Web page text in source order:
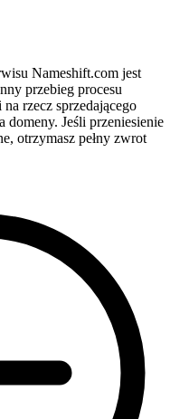
Nameshift.com jest
przebieg procesu
rzecz sprzedającego
domeny. Jeśli przeniesienie
otrzymasz pełny zwrot